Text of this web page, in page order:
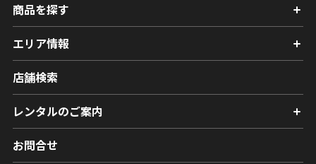
商品を探す
エリア情報
店舗検索
レンタルのご案内
お問合せ